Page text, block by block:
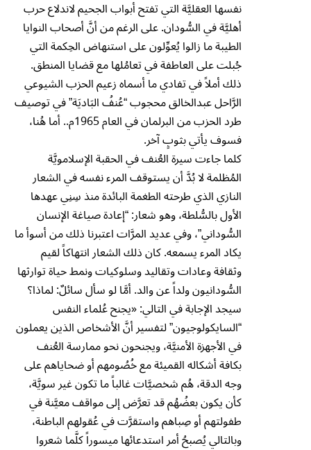
نفسها العقليَّة التي تفتح أبواب الجحيم لاندلاع حرب
أهليَّة في السُّودان. على الرغم من أنَّ أصحاب النوايا
الطيبة ما زالوا يُعوِّلون على استنهاض الحِكمة التي
جُبلت على العاطفة في تعامُلها مع قضايا المنطق.
ذلك أملاً في تفادي ما أسماه زعيم الحزب الشيوعي
الرَّاحل عبدالخالق محجوب “عُنفُ البَاديَة” في توصيف
طرد الحزب من البرلمان في العام 1965م.. أما هُنا،
فسوف يأتي بثوبٍ آخر.
كلما جاءت سيرة العُنف في الحقبة الإسلامويَّة
المُظلمة لا بُدَّ أن يستوقف المرء نفسه في الشعار
النازي الذي طرحته الطغمة البائدة منذ سِنِي عهدها
الأول بالسُّلطة، وهو شعار: “إعادة صياغة الإنسان
السُّوداني”، وفي عديد المرَّات اعتبرنا ذلك من أسوأ ما
يكاد المرء يسمعه. كان ذلك الشعار انتهاكاً لقيم
وثقافة وعادات وتقاليد وسلوكيات ونمط حياة توارثها
السُّودانيون ولداً عن والد. أمَّا لو سأل سائلٌ: لماذا؟
سيجد الإجابة في التالي: «يجنح عُلماء النفس
“السايكولوجيون” لتفسير أنَّ الأشخاص الذين يعملون
في الأجهزة الأمنيَّة، ويجنحون نحو ممارسة العُنف
بكافة أشكاله القميئة مع خُصُومهم أو ضحاياهم على
وجه الدقة، هُم شخصيَّات غالباً ما تكون غير سويَّة،
كأن يكون بعضُهُم قد تعرَّض إلى مواقف معيَّنة في
طفولتهم أو صِباهم واستقرَّت في عُقولهم الباطنة،
وبالتالي يُصبحُ أمر استدعائها ميسوراً كلَّما شعروا